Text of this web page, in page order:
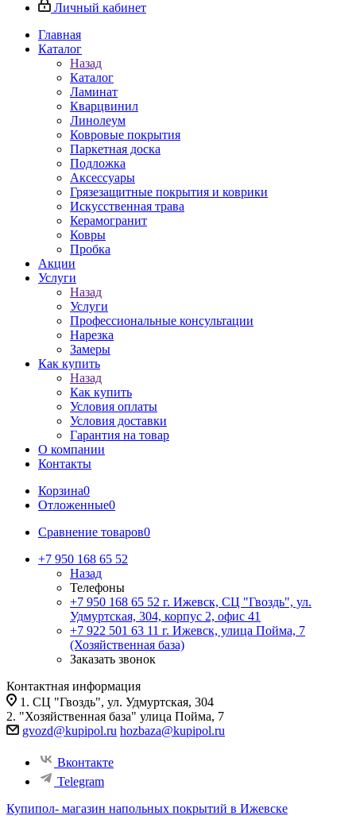
Личный кабинет
Главная
Каталог
Назад
Каталог
Ламинат
Кварцвинил
Линолеум
Ковровые покрытия
Паркетная доска
Подложка
Аксессуары
Грязезащитные покрытия и коврики
Искусственная трава
Керамогранит
Ковры
Пробка
Акции
Услуги
Назад
Услуги
Профессиональные консультации
Нарезка
Замеры
Как купить
Назад
Как купить
Условия оплаты
Условия доставки
Гарантия на товар
О компании
Контакты
Корзина0
Отложенные0
Сравнение товаров0
+7 950 168 65 52
Назад
Телефоны
+7 950 168 65 52 г. Ижевск, СЦ "Гвоздь", ул.
Удмуртская, 304, корпус 2, офис 41
+7 922 501 63 11 г. Ижевск, улица Пойма, 7
(Хозяйственная база)
Заказать звонок
Контактная информация
1. СЦ "Гвоздь", ул. Удмуртская, 304
2. "Хозяйственная база" улица Пойма, 7
gvozd@kupipol.ru hozbaza@kupipol.ru
Вконтакте
Telegram
Купипол- магазин напольных покрытий в Ижевске